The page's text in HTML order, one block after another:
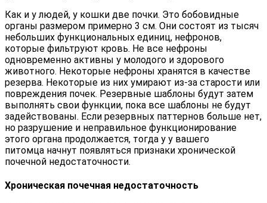
Как и у людей, у кошки две почки. Это бобовидные
органы размером примерно 3 см. Они состоят из тысяч
небольших функциональных единиц, нефронов,
которые фильтруют кровь. Не все нефроны
одновременно активны у молодого и здорового
животного. Некоторые нефроны хранятся в качестве
резерва. Некоторые из них умирают из-за старости или
повреждения почек. Резервные шаблоны будут затем
выполнять свои функции, пока все шаблоны не будут
задействованы. Если резервных паттернов больше нет,
но разрушение и неправильное функционирование
этого органа продолжается, тогда у у вашего
питомца начнут появляться признаки хронической
почечной недостаточности.
Хроническая почечная недостаточность